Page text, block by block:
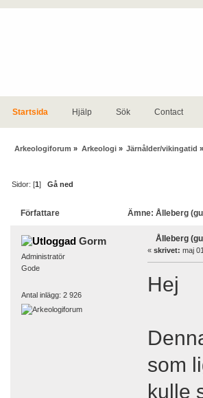
Startsida Hjälp Sök Contact
Arkeologiforum » Arkeologi» Järnålder/vikingatid »
Sidor: [1]Gå ned
Författare Ämne: Ålleberg
Gorm
Administratör
Gode
Antal inlägg: 2 926
Ålleberg
« skrivet: maj
Hej
som
kulle